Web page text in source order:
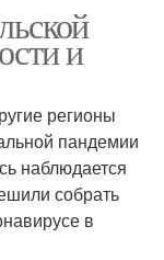
и
регионы
пандемии
наблюдается
собрать
в